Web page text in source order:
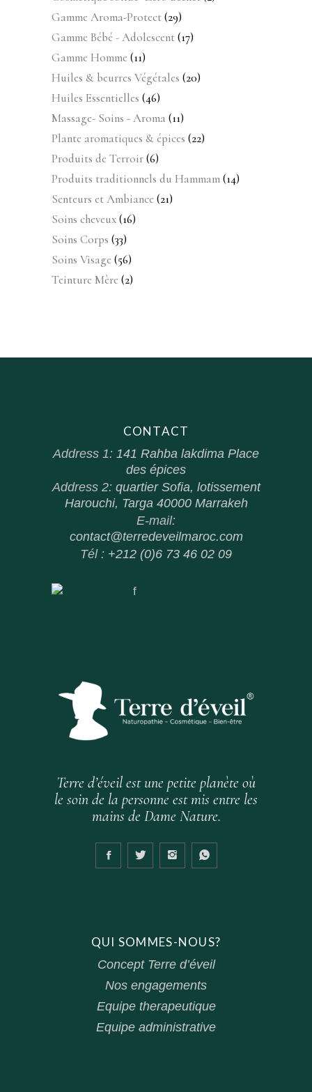
Gamme Aroma-Protect 2929
produits
Gamme Bébé - Adolescent 1717
Gamme Homme 1111
produits
Huiles & beurres Végétales 2020
Huiles Essentielles 4646
produits
Massage- Soins - Aroma 1111
produits
Plante aromatiques & épices 2222
Produits de Terroir 66
produits
Produits traditionnels du Hammam 1414
Senteurs et Ambiance 2121
Soins cheveux 1616
Soins Corps 3333
produits
Soins Visage 5656
produits
Teinture Mère 22
CONTACT
Address 1: 141 Rahba lakdima Place
des épices
Address 2: quartier Sofia, lotissement
Harouchi, Targa 40000 Marrakeh
E-mail:
contact@terredeveilmaroc.com
Tél : +212 (0)6 73 46 02 09
Terre d’éveil est une petite planète où
le soin de la personne est mis entre les
mains de Dame Nature.
QUI SOMMES-NOUS?
Concept Terre d’éveil
Nos engagements
Equipe therapeutique
Equipe administrative